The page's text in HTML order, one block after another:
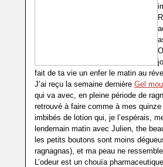
fait de ta vie un enfer le matin au
J’ai reçu la semaine dernière Gel
qui va avec, en pleine période de
retrouvé à faire comme à mes
imbibés de lotion qui, je l’espérais,
lendemain matin avec Julien, the
les petits boutons sont moins
ragnagnas), et ma peau ne
L’odeur est un chouïa